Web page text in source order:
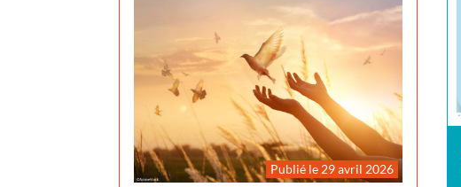
Publié le 29 avril 2026